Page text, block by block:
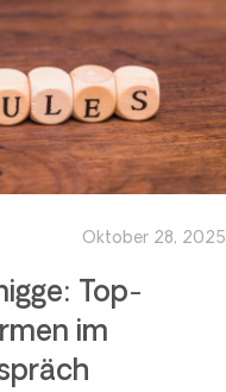
Oktober 28, 2025
Top-
im